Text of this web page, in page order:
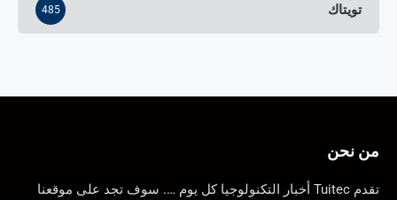
تويتاك 485
من نحن
تقدم Tuitec أخبار التكنولوجيا كل يوم …. سوف تجد على موقعنا